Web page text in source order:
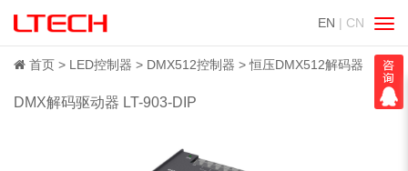
EN | CN
切
换
导
航
首页 LED控制器 DMX512控制器 恒压DMX512解码器
DMX解码驱动器 LT-903-DIP